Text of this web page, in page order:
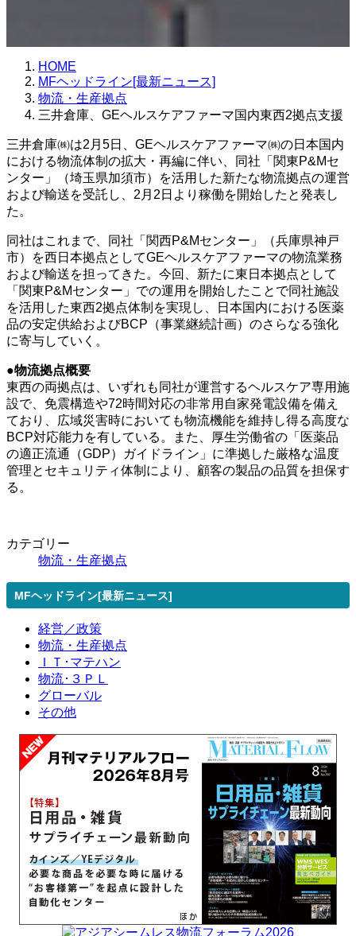
HOME
MFヘッドライン[最新ニュース]
物流・生産拠点
三井倉庫、GEヘルスケアファーマ国内東西2拠点支援
三井倉庫㈱は2月5日、GEヘルスケアファーマ㈱の日本国内
における物流体制の拡大・再編に伴い、同社「関東P&Mセ
ンター」（埼玉県加須市）を活用した新たな物流拠点の運営
および輸送を受託し、2月2日より稼働を開始したと発表し
た。
同社はこれまで、同社「関西P&Mセンター」（兵庫県神戸
市）を西日本拠点としてGEヘルスケアファーマの物流業務
および輸送を担ってきた。今回、新たに東日本拠点として
「関東P&Mセンター」での運用を開始したことで同社施設
を活用した東西2拠点体制を実現し、日本国内における医薬
品の安定供給およびBCP（事業継続計画）のさらなる強化
に寄与していく。
●物流拠点概要
東西の両拠点は、いずれも同社が運営するヘルスケア専用施
設で、免震構造や72時間対応の非常用自家発電設備を備え
ており、広域災害時においても物流機能を維持し得る高度な
BCP対応能力を有している。また、厚生労働省の「医薬品
の適正流通（GDP）ガイドライン」に準拠した厳格な温度
管理とセキュリティ体制により、顧客の製品の品質を担保す
る。
カテゴリー
物流・生産拠点
MFヘッドライン[最新ニュース]
経営／政策
物流・生産拠点
ＩＴ･マテハン
物流･３ＰＬ
グローバル
その他